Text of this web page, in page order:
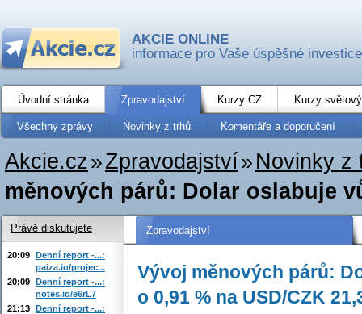
AKCIE ONLINE
informace pro Vaše úspěšné investice
Úvodní stránka Zpravodajství Kurzy CZ Kurzy
Všechny zprávy Novinky z trhů Komentáře a doporučení
Akcie.cz»Zpravodajství» Novinky z
měnových párů: Dolar oslabuje
Zpravodajství
Vývoj měnových párů:
o 0,91 % na USD/CZK
Právě diskutujete
20:09 Denní report -...:
paiza.io/projec...
20:09 Denní report -...:
notes.io/e6rL7
21:13 Denní report -...: